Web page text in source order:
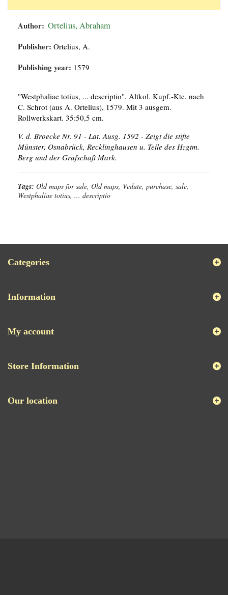
Author: Ortelius, Abraham
Publisher: Ortelius, A.
Publishing year: 1579
"Westphaliae totius, ... descriptio". Altkol. Kupf.-Kte. nach
C. Schrot (aus A. Ortelius), 1579. Mit 3 ausgem.
Rollwerkskart. 35:50,5 cm.
V. d. Broecke Nr. 91 - Lat. Ausg. 1592 - Zeigt die stifte
Münster, Osnabrück, Recklinghausen u. Teile des Hzgtm.
Berg und der Grafschaft Mark.
Tags: Old maps for sale, Old maps, Vedute, purchase, sale,
Westphaliae totius, ... descriptio
Categories
Information
My account
Store Information
Our location